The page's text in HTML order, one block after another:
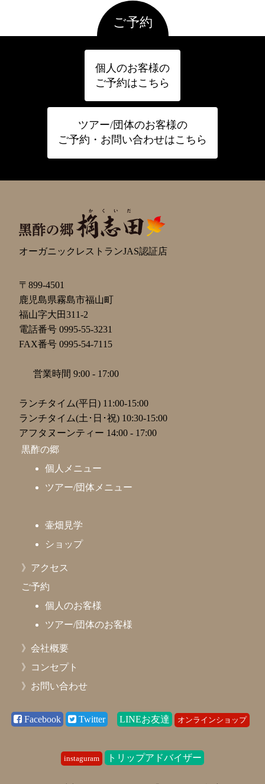
ご予約
個人のお客様の
ご予約はこちら
ツアー/団体のお客様の
ご予約・お問い合わせはこちら
オーガニックレストランJAS認証店
〒899-4501
鹿児島県霧島市福山町
福山字大田311-2
電話番号 0995-55-3231
FAX番号 0995-54-7115
営業時間 9:00 - 17:00
ランチタイム(平日) 11:00-15:00
ランチタイム(土･日･祝) 10:30-15:00
アフタヌーンティー 14:00 - 17:00
黒酢の郷
個人メニュー
ツアー/団体メニュー
壷畑見学
ショップ
》アクセス
ご予約
個人のお客様
ツアー/団体のお客様
》会社概要
》コンセプト
》お問い合わせ
Facebook Twitter LINEお友達 オンラインショップ
instaguram トリップアドバイザー